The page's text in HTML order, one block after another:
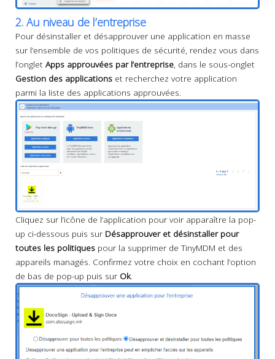
2. Au niveau de l’entreprise
Pour désinstaller et désapprouver une application en masse
sur l’ensemble de vos politiques de sécurité, rendez vous dans
l’onglet Apps approuvées par l’entreprise , dans le sous-onglet
Gestion des applications et recherchez votre application
parmi la liste des applications approuvées.
Cliquez sur l’icône de l’application pour voir apparaître la pop-
up ci-dessous puis sur Désapprouver et désinstaller pour
toutes les politiques pour la supprimer de TinyMDM et des
appareils managés. Confirmez votre choix en cochant l’option
de bas de pop-up puis sur Ok